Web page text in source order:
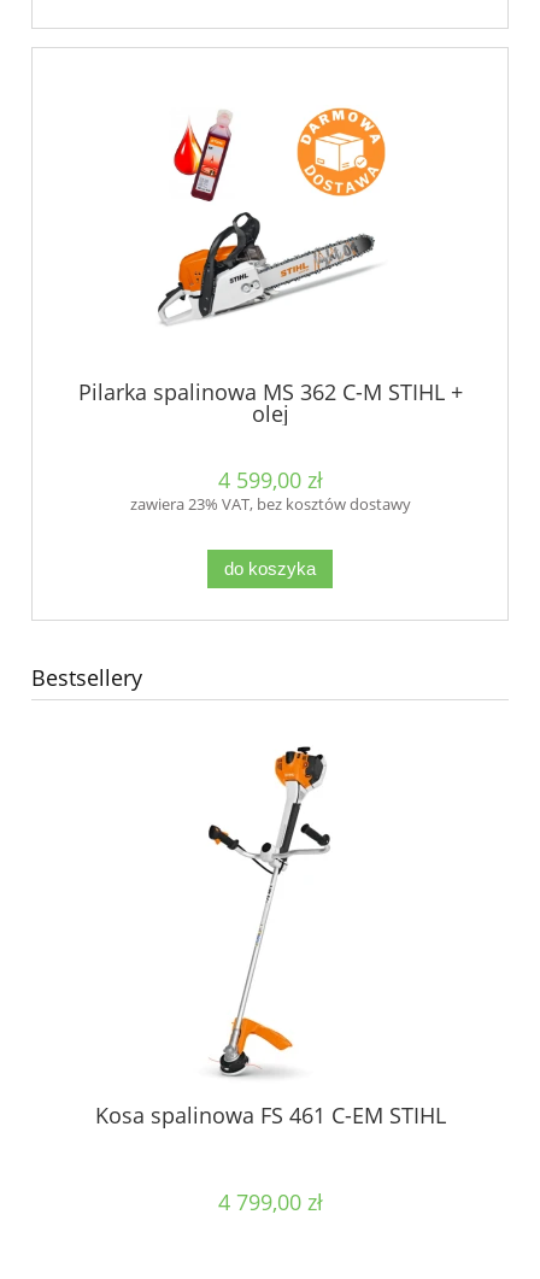
Pilarka spalinowa MS 362 C-M STIHL +
olej
4 599,00 zł
zawiera 23% VAT, bez kosztów dostawy
do koszyka
Bestsellery
Kosa spalinowa FS 461 C-EM STIHL
4 799,00 zł